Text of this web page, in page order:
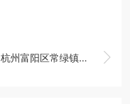

杭州富阳区常绿镇附近ktv招聘点歌公主,(不用交台费)